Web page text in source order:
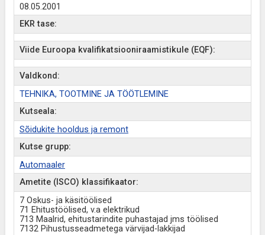
08.05.2001
EKR tase:
Viide Euroopa kvalifikatsiooniraamistikule (EQF):
Valdkond:
TEHNIKA, TOOTMINE JA TÖÖTLEMINE
Kutseala:
Sõidukite hooldus ja remont
Kutse grupp:
Automaaler
Ametite (ISCO) klassifikaator:
7 Oskus- ja käsitöölised
71 Ehitustöölised, v.a elektrikud
713 Maalrid, ehitustarindite puhastajad jms töölised
7132 Pihustusseadmetega värvijad-lakkijad